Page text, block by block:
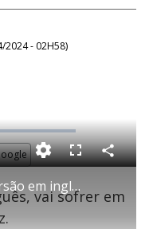
2024 - 02H58)
Luísa Sonza anuncia versão em inglês da música Chico
F
l
s
c
C
o
a
r
vai sofrer em